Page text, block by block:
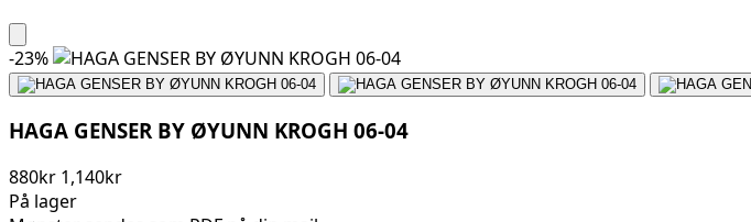
-23%
HAGA GENSER BY ØYUNN KROGH 06-04
880kr 1,140kr
På lager